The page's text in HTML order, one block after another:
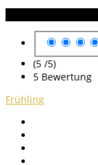
(5 /5)
5 Bewertung
Frühling